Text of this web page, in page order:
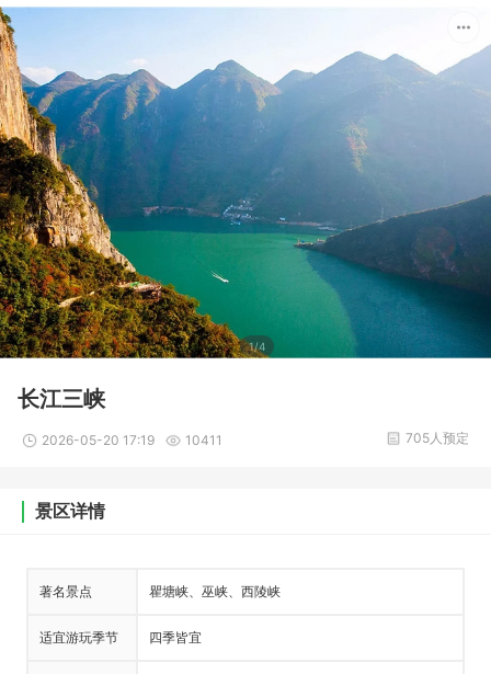
1/4
长江三峡
2026-05-20 17:19 10411 705人预定
景区详情
著名景点 瞿塘峡、巫峡、西陵峡
适宜游玩季节 四季皆宜